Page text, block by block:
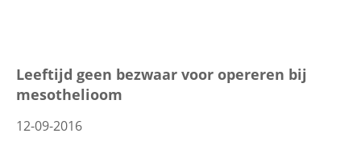
Wis filters
Leeftijd geen bezwaar voor opereren bij
mesothelioom
12-09-2016